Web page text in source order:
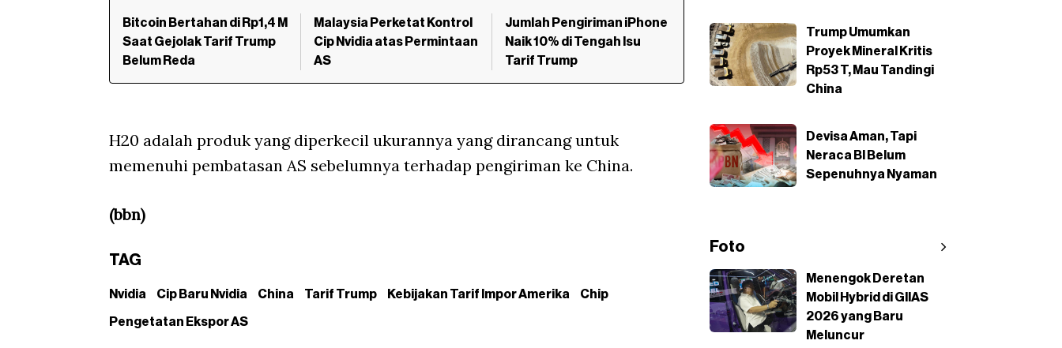
Bitcoin Bertahan di Rp1,4 M
Saat Gejolak Tarif Trump
Belum Reda
Malaysia Perketat Kontrol
Cip Nvidia atas Permintaan
AS
Jumlah Pengiriman iPhone
Naik 10% di Tengah Isu
Tarif Trump
H20 adalah produk yang diperkecil ukurannya yang dirancang untuk
memenuhi pembatasan AS sebelumnya terhadap pengiriman ke China.
(bbn)
TAG
Nvidia Cip Baru Nvidia China Tarif Trump Kebijakan Tarif Impor Amerika Chip
Pengetatan Ekspor AS
Trump Umumkan
Proyek Mineral Kritis
Rp53 T, Mau Tandingi
China
Devisa Aman, Tapi
Neraca BI Belum
Sepenuhnya Nyaman
Foto
Menengok Deretan
Mobil Hybrid di GIIAS
2026 yang Baru
Meluncur